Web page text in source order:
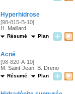
Hyperhidrose
[98-815-B-10]
H. Maillard
Résumé Plan
Acné
[98-820-A-10]
M. Saint-Jean, B. Dreno
Résumé Plan